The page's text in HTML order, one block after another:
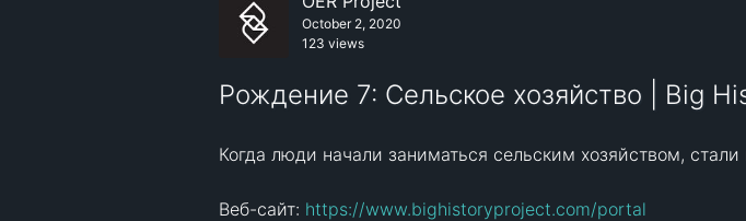
October 2, 2020
123 views
Рождение 7: Сельское хозяйство | Big
Когда люди начали заниматься сельским хозяйством,
Веб-сайт: https://www.bighistoryproject.com/portal